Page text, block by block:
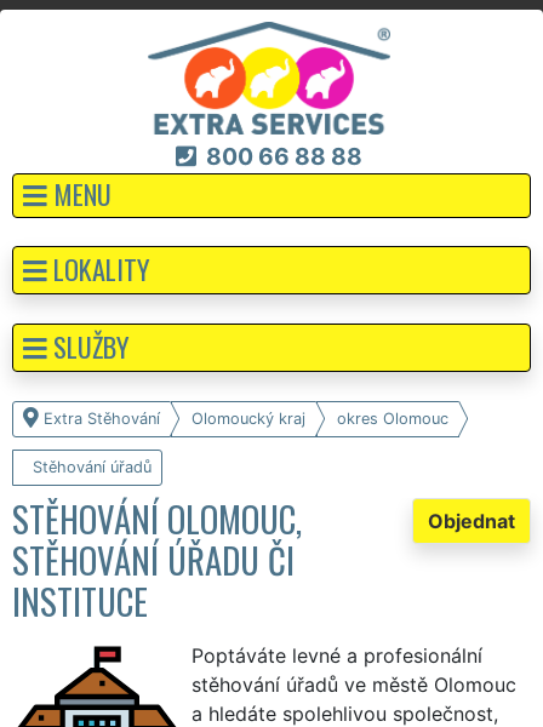
800 66 88 88
MENU
Extra Stěhování Olomoucký kraj okres Olomouc
Stěhování úřadů
Objednat
STĚHOVÁNÍ OLOMOUC,
STĚHOVÁNÍ ÚŘADU ČI
INSTITUCE
Poptáváte levné a profesionální
stěhování úřadů ve městě Olomouc
a hledáte spolehlivou společnost,
LOKALITY
SLUŽBY